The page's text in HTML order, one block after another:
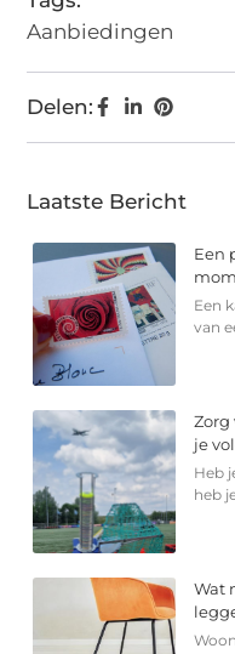
Aanbiedingen
Delen:
Laatste Bericht
Een
Een
van
Zorg
je
Heb
heb
Wat